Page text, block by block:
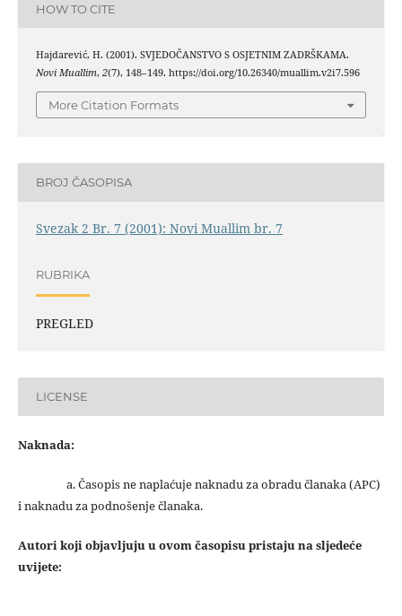
HOW TO CITE
Hajdarević, H. (2001). SVJEDOČANSTVO S OSJETNIM ZADRŠKAMA.
Novi Muallim, 2(7), 148–149. https://doi.org/10.26340/muallim.v2i7.596
More Citation Formats
BROJ ČASOPISA
Svezak 2 Br. 7 (2001): Novi Muallim br. 7
RUBRIKA
PREGLED
LICENSE
Naknada:
a. Časopis ne naplaćuje naknadu za obradu članaka (APC)
i naknadu za podnošenje članaka.
Autori koji objavljuju u ovom časopisu pristaju na sljedeće
uvijete: